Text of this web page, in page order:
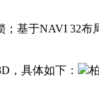
基于NAVI 32布
，具体如下：